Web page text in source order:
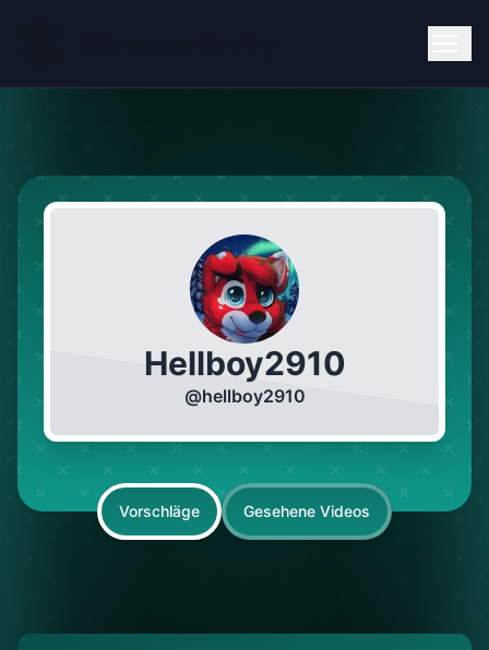
Hellboy2910
@hellboy2910
Vorschläge Gesehene Videos